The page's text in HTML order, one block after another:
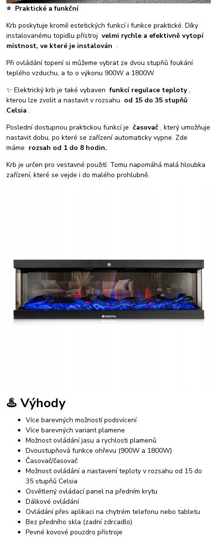
⭐ Praktické a funkční
Krb poskytuje kromě estetických funkcí i funkce praktické. Díky
instalovanému topidlu přístrojvelmi rychle a efektivně vytopí
místnost, ve které je instalován .
Při ovládání topení si můžeme vybrat ze dvou stupňů foukání
teplého vzduchu, a to o výkonu 900W a 1800W.
✨ Elektrický krb je také vybavenfunkcí regulace teploty,
kterou lze zvolit a nastavit v rozsahu od 15 do 35 stupňů
Celsia .
Poslední dostupnou praktickou funkcí ječasovač , který umožňuje
nastavit dobu, po které se zařízení automaticky vypne. Zde
máme rozsah od 1 do 8 hodin.
Krb je určen pro vestavné použití. Tomu napomáhá malá hloubka
zařízení, které se vejde i do malého prohlubně.
♨️ Výhody
Více barevných možností podsvícení
Více barevných variant plamene
Možnost ovládání jasu a rychlosti plamenů
Dvoustupňová funkce ohřevu (900W a 1800W)
Časovač/časovač
Možnost ovládání a nastavení teploty v rozsahu od 15 do
35 stupňů Celsia
Osvětlený ovládací panel na předním krytu
Dálkové ovládání
Ovládání přes aplikaci na chytrém telefonu nebo tabletu
Bez předního skla (zadní zdrcadlo)
Pevné kovové pouzdro přístroje